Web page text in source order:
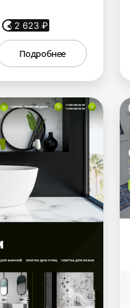
2 623 ₽
Подробнее